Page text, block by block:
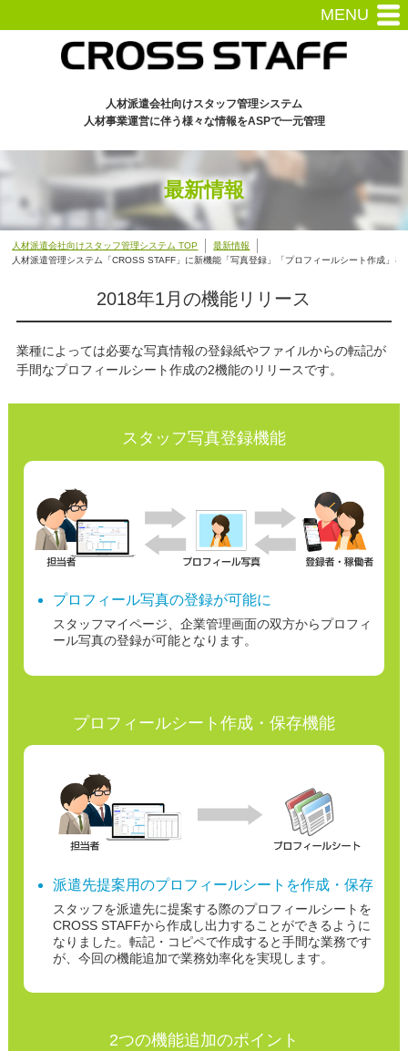
人材派遣会社向けスタッフ管理システム
人材事業運営に伴う様々な情報をASPで一元管理
MENU
最新情報
人材派遣会社向けスタッフ管理システム TOP
最新情報
人材派遣管理システム「CROSS STAFF」に新機能「写真登録」「プロフィールシート作成」
2018年1月の機能リリース
業種によっては必要な写真情報の登録紙やファイルからの転記が
手間なプロフィールシート作成の2機能のリリースです。
スタッフ写真登録機能
プロフィール写真の登録が可能に
スタッフマイページ、企業管理画面の双方からプロフィ
ール写真の登録が可能となります。
プロフィールシート作成・保存機能
派遣先提案用のプロフィールシートを作成・保存
スタッフを派遣先に提案する際のプロフィールシートを
CROSS STAFFから作成し出力することができるように
なりました。 転記・コピペで作成すると手間な業務です
が、今回の機能追加で業務効率化を実現します。
2つの機能追加のポイント